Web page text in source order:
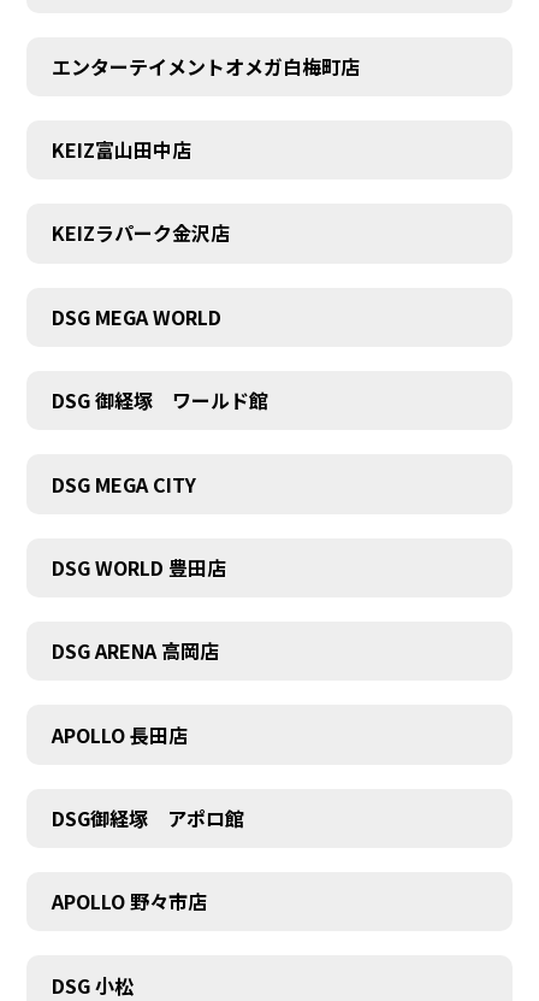
エンターテイメントオメガ白梅町店
KEIZ富山田中店
KEIZラパーク金沢店
DSG MEGA WORLD
DSG 御経塚 ワールド館
DSG MEGA CITY
DSG WORLD 豊田店
DSG ARENA 高岡店
APOLLO 長田店
DSG御経塚 アポロ館
APOLLO 野々市店
DSG 小松